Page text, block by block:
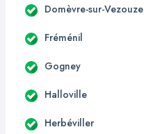
Domèvre-sur-Vezouze
Fréménil
Gogney
Halloville
Herbéviller